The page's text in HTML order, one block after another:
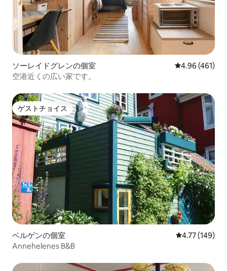
ソーレイドグレンの個室 レビュー461
4.96 (461)
空港近くの広い家です。
ゲストチョイス
ゲストチョイス
ベルゲンの個室 レビュー149
4.77 (149)
Annehelenes B&B